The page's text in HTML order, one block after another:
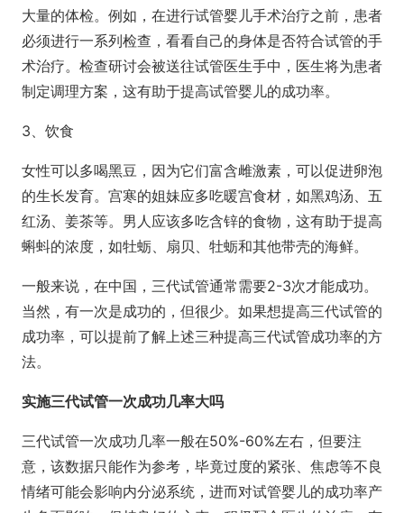
大量的体检。例如，在进行试管婴儿手术治疗之前，患者
必须进行一系列检查，看看自己的身体是否符合试管的手
术治疗。检查研讨会被送往试管医生手中，医生将为患者
制定调理方案，这有助于提高试管婴儿的成功率。
3、饮食
女性可以多喝黑豆，因为它们富含雌激素，可以促进卵泡
的生长发育。宫寒的姐妹应多吃暖宫食材，如黑鸡汤、五
红汤、姜茶等。男人应该多吃含锌的食物，这有助于提高
蝌蚪的浓度，如牡蛎、扇贝、牡蛎和其他带壳的海鲜。
一般来说，在中国，三代试管通常需要2-3次才能成功。
当然，有一次是成功的，但很少。如果想提高三代试管的
成功率，可以提前了解上述三种提高三代试管成功率的方
法。
实施三代试管一次成功几率大吗
三代试管一次成功几率一般在50%-60%左右，但要注
意，该数据只能作为参考，毕竟过度的紧张、焦虑等不良
情绪可能会影响内分泌系统，进而对试管婴儿的成功率产